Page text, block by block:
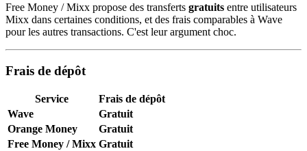
Free Money / Mixx propose des transferts gratuits entre utilisateurs
Mixx dans certaines conditions, et des frais comparables à Wave
pour les autres transactions. C'est leur argument choc.
Frais de dépôt
Service
Frais de dépôt
Wave
Gratuit
Orange Money
Gratuit
Free Money / Mixx Gratuit